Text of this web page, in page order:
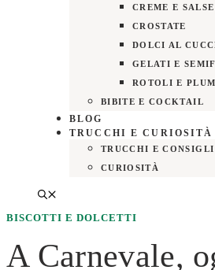
CREME E SALSE
CROSTATE
DOLCI AL
GELATI E
ROTOLI E
BIBITE E COCKTAIL
BLOG
TRUCCHI E CURIOSITÀ
TRUCCHI E CONSIGLI
CURIOSITÀ
BISCOTTI E DOLCETTI
A Carnevale,